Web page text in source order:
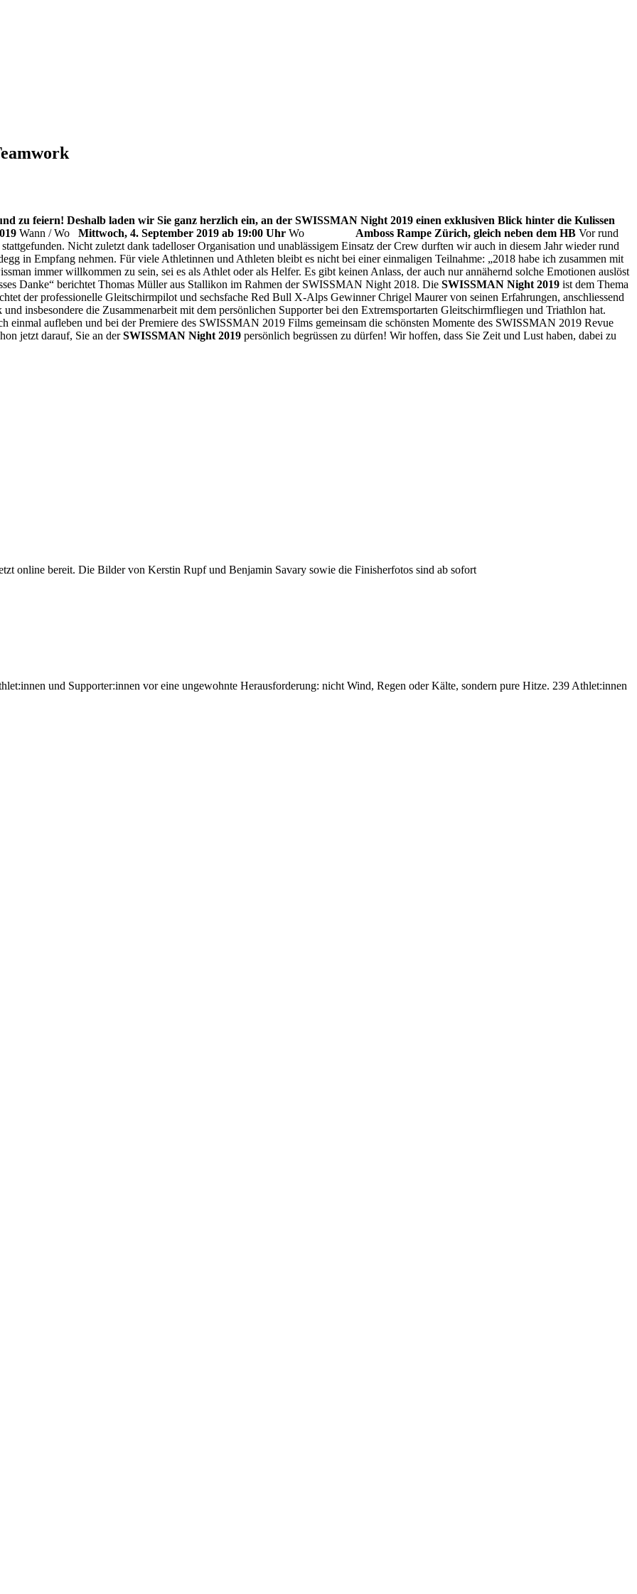
zu feiern! Deshalb laden wir Sie ganz herzlich ein, an der SWISSMAN Night 2019 einen exklusiven Blick hinter die Kulissen
Wann / Wo Mittwoch, 4. September 2019 ab 19:00 Uhr Wo Amboss Rampe Zürich, gleich neben dem HB Vor rund
Nicht zuletzt dank tadelloser Organisation und unablässigem Einsatz der Crew durften wir auch in diesem Jahr wieder rund
in Empfang nehmen. Für viele Athletinnen und Athleten bleibt es nicht bei einer einmaligen Teilnahme: „2018 habe ich zusammen mit
immer willkommen zu sein, sei es als Athlet oder als Helfer. Es gibt keinen Anlass, der auch nur annähernd solche Emotionen auslöst
Danke“ berichtet Thomas Müller aus Stallikon im Rahmen der SWISSMAN Night 2018. Die SWISSMAN Night 2019 ist dem Thema
der professionelle Gleitschirmpilot und sechsfache Red Bull X-Alps Gewinner Chrigel Maurer von seinen Erfahrungen, anschliessend
insbesondere die Zusammenarbeit mit dem persönlichen Supporter bei den Extremsportarten Gleitschirmfliegen und Triathlon hat.
aufleben und bei der Premiere des SWISSMAN 2019 Films gemeinsam die schönsten Momente des SWISSMAN 2019 Revue
jetzt darauf, Sie an derSWISSMAN Night 2019 persönlich begrüssen zu dürfen! Wir hoffen, dass Sie Zeit und Lust haben, dabei zu
online bereit. Die Bilder von Kerstin Rupf und Benjamin Savary sowie die Finisherfotos sind ab sofort
und Supporter:innen vor eine ungewohnte Herausforderung: nicht Wind, Regen oder Kälte, sondern pure Hitze. 239 Athlet:innen